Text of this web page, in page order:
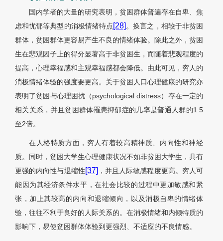
国内学者的大量的研究表明，贫困群体普遍存在自卑、焦
虑和忧郁等典型的消极情绪特点[28]。换言之，相较于非贫困
群体，贫困群体更容易产生不良的情绪体验。除此之外，贫困
生在悲观因子上的得分显著高于非贫困生，而随着悲观程度的
提高，心理幸福感和主观幸福感都会降低。由此可见，穷人的
消极情绪体验的强度要更高。关于贫困人口心理健康的研究亦
表明了贫困与心理困扰（psychological distress）存在一定的
相关关系，并且贫困群体罹患抑郁症的几率是普通人群的1.5
至2倍。
在人格特质方面，穷人有着较高精神质、内向性和神经
质。同时，贫困大学生心理健康状况不如非贫困大学生，具有
更强的内向性与退缩性[37] ，并且人际敏感程度更高。穷人可
能因为其经济条件水平，在社会比较的过程中更加敏感和紧
张，加上其较高的内向和退缩倾向，以及消极自卑的情绪体
验，往往不利于良好的人际关系的。在消极情绪和内倾特质的
影响下，易使贫困群体体验到更强烈、不适应的不良情感。